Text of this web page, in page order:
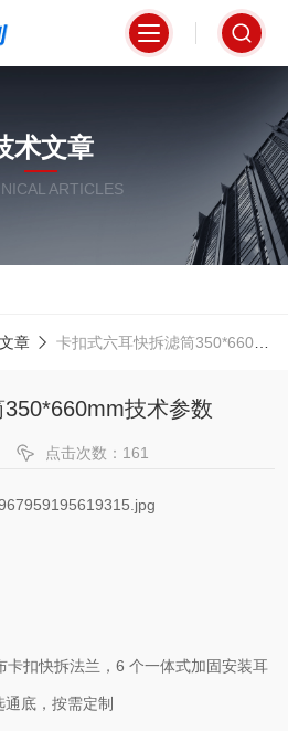
术文章
ARTICLES
章 卡扣式六耳快拆滤筒350*660mm技术参数
技术参数
点击次数：161
卡扣快拆法兰，6 个一体式加固安装耳
底，按需定制